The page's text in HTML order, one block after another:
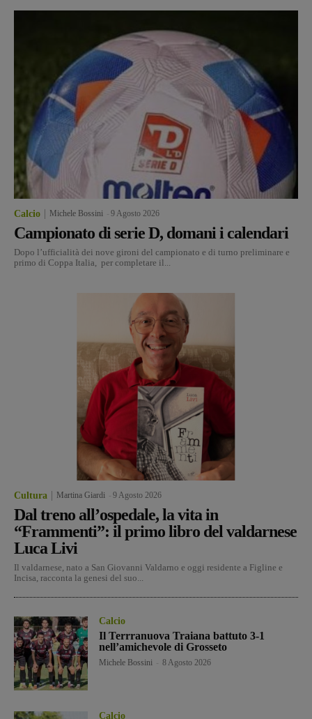
Calcio Michele Bossini 9 Agosto 2026
Campionato di serie D, domani i calendari
Dopo l’ufficialità dei nove gironi del campionato e di turno preliminare e
primo di Coppa Italia, per completare il...
Cultura Martina Giardi 9 Agosto 2026
Dal treno all’ospedale, la vita in
“Frammenti”: il primo libro del valdarnese
Luca Livi
Il valdarnese, nato a San Giovanni Valdarno e oggi residente a Figline e
Incisa, racconta la genesi del suo...
Calcio
Il Terrranuova Traiana battuto 3-1
nell’amichevole di Grosseto
Michele Bossini 8 Agosto 2026
Calcio